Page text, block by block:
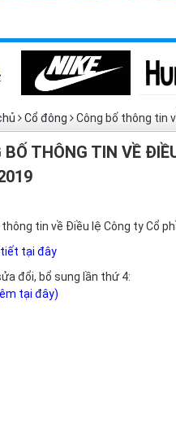
Cổ đông Công bố thông tin
BỐ THÔNG TIN VỀ
thông tin về Điều lệ Công ty Cổ
tại đây
đổi, bổ sung lần thứ 4:
tại đây)